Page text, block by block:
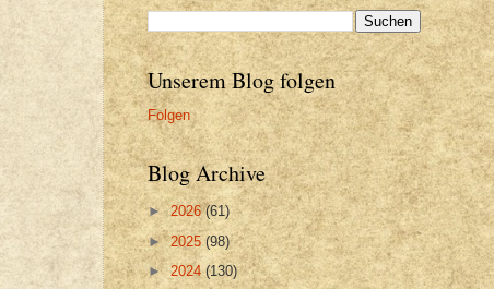
Unserem Blog folgen
Folgen
Blog Archive
►2026(61)
►2025(98)
►2024(130)